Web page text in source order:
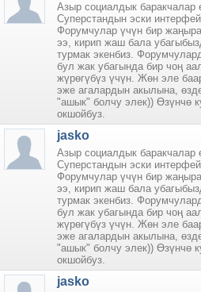
Азыр социалдык баракчалар
Суперстандын эски
Форумчулар үчүн бир
ээ, кирип жаш бала
турмак экенбиз.
бул жак убагында бир чоң
жүрөгүбүз үчүн. Жөн эле
эже агалардын акылына,
"ашык" болчу элек)) Өзүнчө
окшойбуз.
jasko
Азыр социалдык баракчалар
Суперстандын эски
Форумчулар үчүн бир
ээ, кирип жаш бала
турмак экенбиз.
бул жак убагында бир чоң
жүрөгүбүз үчүн. Жөн эле
эже агалардын акылына,
"ашык" болчу элек)) Өзүнчө
окшойбуз.
jasko